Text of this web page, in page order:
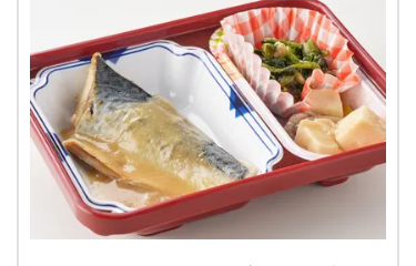
カロリー 443kcal
塩分 1.9g
タンパク質 11.9g
脂質 8.6g
糖質 72.4g